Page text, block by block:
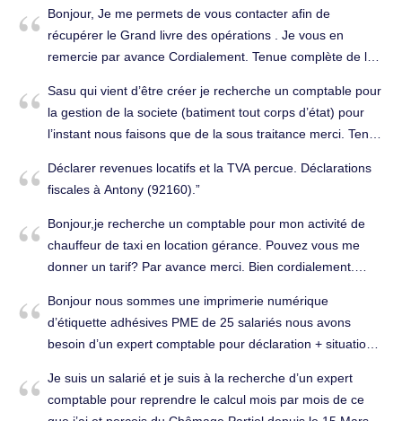
Bonjour, Je me permets de vous contacter afin de
récupérer le Grand livre des opérations . Je vous en
remercie par avance Cordialement. Tenue complète de la
Sasu qui vient d’être créer je recherche un comptable pour
la gestion de la societe (batiment tout corps d’état) pour
l’instant nous faisons que de la sous traitance merci. Tenue
Déclarer revenues locatifs et la TVA percue. Déclarations
fiscales à Antony (92160).
Bonjour,je recherche un comptable pour mon activité de
chauffeur de taxi en location gérance. Pouvez vous me
donner un tarif? Par avance merci. Bien cordialement.
Bonjour nous sommes une imprimerie numérique
d’étiquette adhésives PME de 25 salariés nous avons
besoin d’un expert comptable pour déclaration + situation
Établissement des comptes annuels à Antony (92160).
Cabinet d'expertise comptable à changer.
Je suis un salarié et je suis à la recherche d’un expert
comptable pour reprendre le calcul mois par mois de ce